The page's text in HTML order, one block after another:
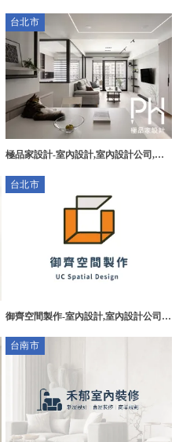
台北市
極品家設計-室內設計,室內設計公司,台
台北市
御齊空間製作-室內設計,室內設計公司,
台南市